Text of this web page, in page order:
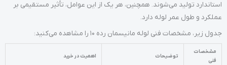
استاندارد تولید می‌شوند. همچنین، هر یک از این عوامل، تأثیر مستقیمی بر
عملکرد و طول عمر لوله دارد.
جدول زیر، مشخصات فنی لوله مانیسمان رده 10 را مشاهده می‌کنید:
مشخصات
فنی
توضیحات اهمیت در خرید